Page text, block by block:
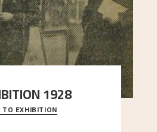
1928
1928, his friends Moritz Kaland
at the Art Society took
TO EXHIBITION